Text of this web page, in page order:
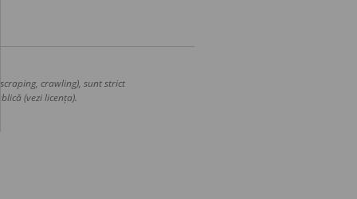
crawling), sunt strict
(vezi licența).